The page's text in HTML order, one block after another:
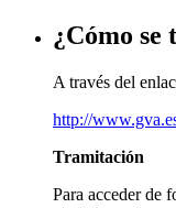
¿Cómo
A través del
http://
Tramitación
Para acceder de